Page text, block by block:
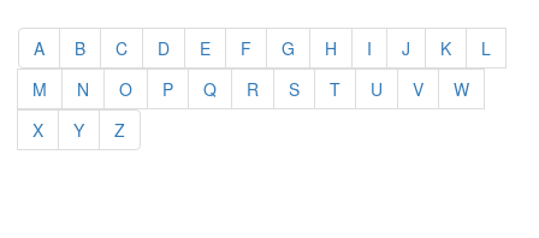
A B C D E F G H I J K
L
M
N O P Q R S T U V
W
X
Y Z